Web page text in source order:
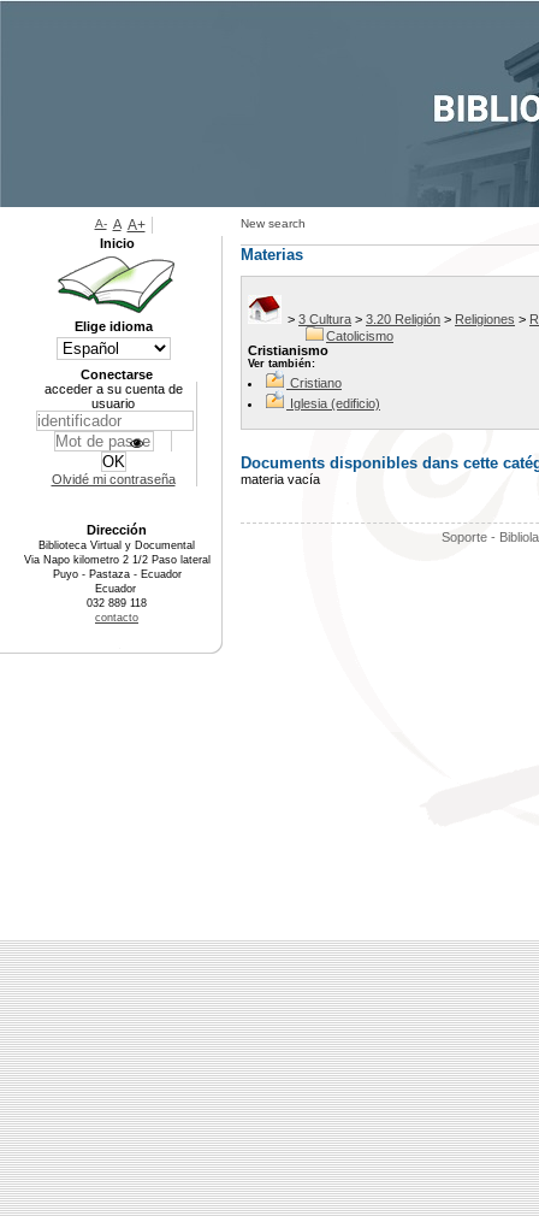
New search
Materias
> 3 Cultura > 3.20 Religión > Religiones >
Catolicismo
Cristianismo
Ver también:
Cristiano
Iglesia (edificio)
Documents disponibles dans cette
materia vacía
Soporte -
A- A A+
Inicio
Elige idioma
Conectarse
acceder a su cuenta de
usuario
Olvidé mi contraseña
Dirección
Biblioteca Virtual y Documental
Via Napo kilometro 2 1/2 Paso lateral
Puyo - Pastaza - Ecuador
Ecuador
032 889 118
contacto